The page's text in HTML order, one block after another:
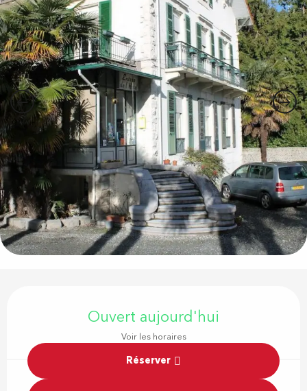
Ouvert aujourd'hui
Voir les horaires
Réserver